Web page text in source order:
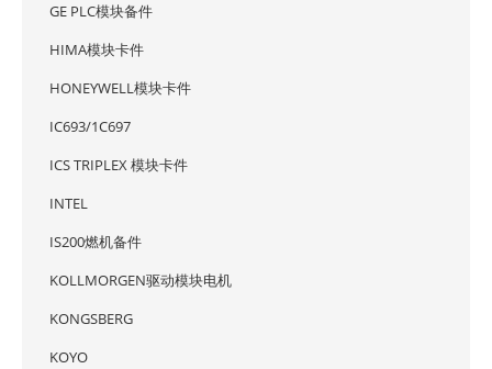
GE PLC模块备件
HIMA模块卡件
HONEYWELL模块卡件
IC693/1C697
ICS TRIPLEX 模块卡件
INTEL
IS200燃机备件
KOLLMORGEN驱动模块电机
KONGSBERG
KOYO